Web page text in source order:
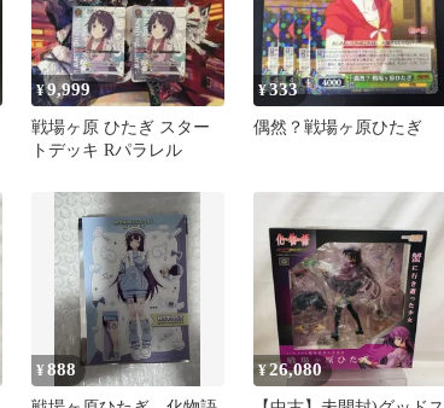
¥9,999
戦場ヶ原 ひたぎ スター
トデッキ Rパラレル
¥333
偶然？戦場ヶ原ひたぎ
¥888 ¥26,080